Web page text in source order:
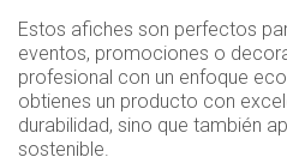
Estos afiches son perfectos
eventos, promociones o
profesional con un enfoque
obtienes un producto con
durabilidad, sino que también
sostenible.